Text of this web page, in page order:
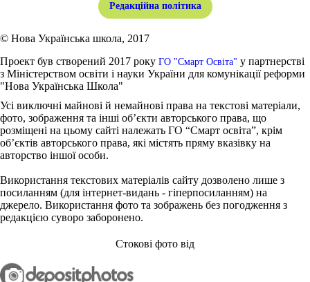
Редакційна політика
© Нова Українська школа, 2017
Проект був створений 2017 року ГО "Смарт Освіта" у партнерстві
з Міністерством освіти і науки України для комунікації реформи
"Нова Українська Школа"
Усі виключні майнові й немайнові права на текстові матеріали,
фото, зображення та інші об’єкти авторського права, що
розміщені на цьому сайті належать ГО “Смарт освіта”, крім
об’єктів авторського права, які містять пряму вказівку на
авторство іншої особи.
Використання текстових матеріалів сайту дозволено лише з
посиланням (для інтернет-видань - гіперпосиланням) на
джерело. Використання фото та зображень без погодження з
редакцією суворо заборонено.
Стокові фото від